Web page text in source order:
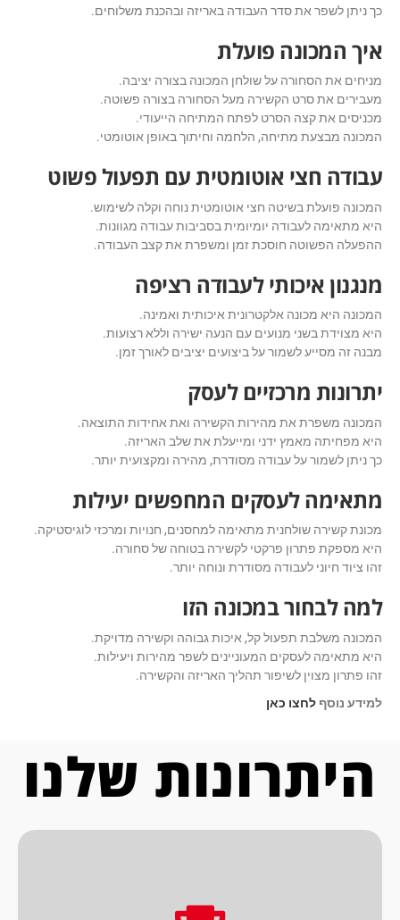
כך ניתן לשפר את סדר העבודה באריזה ובהכנת משלוחים.
איך המכונה פועלת
מניחים את הסחורה על שולחן המכונה בצורה יציבה.
מעבירים את סרט הקשירה מעל הסחורה בצורה פשוטה.
מכניסים את קצה הסרט לפתח המתיחה הייעודי.
המכונה מבצעת מתיחה, הלחמה וחיתוך באופן אוטומטי.
עבודה חצי אוטומטית עם תפעול פשוט
המכונה פועלת בשיטה חצי אוטומטית נוחה וקלה לשימוש.
היא מתאימה לעבודה יומיומית בסביבות עבודה מגוונות.
ההפעלה הפשוטה חוסכת זמן ומשפרת את קצב העבודה.
מנגנון איכותי לעבודה רציפה
המכונה היא מכונה אלקטרונית איכותית ואמינה.
היא מצוידת בשני מנועים עם הנעה ישירה וללא רצועות.
מבנה זה מסייע לשמור על ביצועים יציבים לאורך זמן.
יתרונות מרכזיים לעסק
המכונה משפרת את מהירות הקשירה ואת אחידות התוצאה.
היא מפחיתה מאמץ ידני ומייעלת את שלב האריזה.
כך ניתן לשמור על עבודה מסודרת, מהירה ומקצועית יותר.
מתאימה לעסקים המחפשים יעילות
מכונת קשירה שולחנית מתאימה למחסנים, חנויות ומרכזי לוגיסטיקה.
היא מספקת פתרון פרקטי לקשירה בטוחה של סחורה.
זהו ציוד חיוני לעבודה מסודרת ונוחה יותר.
למה לבחור במכונה הזו
המכונה משלבת תפעול קל, איכות גבוהה וקשירה מדויקת.
היא מתאימה לעסקים המעוניינים לשפר מהירות ויעילות.
זהו פתרון מצוין לשיפור תהליך האריזה והקשירה.
למידע נוסף לחצו כאן
היתרונות שלנו
בכל בחירה שתעשה.